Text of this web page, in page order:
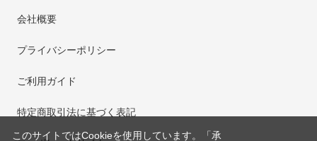
会社概要
プライバシーポリシー
ご利用ガイド
特定商取引法に基づく表記
このサイトではCookieを使用しています。「承